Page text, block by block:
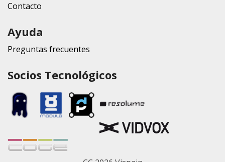
Contacto
Ayuda
Preguntas frecuentes
Socios Tecnológicos